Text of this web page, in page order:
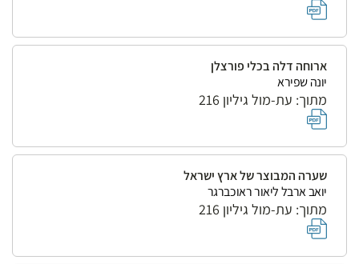
ארוחה דלה בכלי פורצלן
יונה שפירא
מתוך: עת-מול גיליון 216
שערה המבוצר של ארץ ישראל
יואב ארבל ליאור ראוכברגר
מתוך: עת-מול גיליון 216